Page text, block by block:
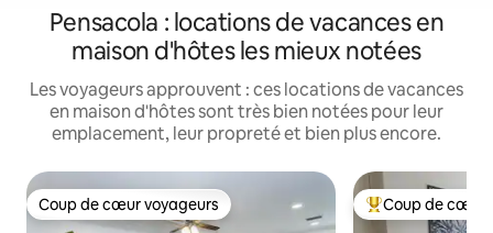
Pensacola : locations de vacances en
maison d'hôtes les mieux notées
Les voyageurs approuvent : ces locations de vacances
en maison d'hôtes sont très bien notées pour leur
emplacement, leur propreté et bien plus encore.
Coup de cœur voyageurs
Coup de cœur voyageurs Coups de cœur
Coup de cœur